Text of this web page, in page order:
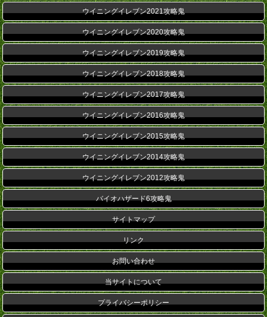
ウイニングイレブン2021攻略鬼
ウイニングイレブン2020攻略鬼
ウイニングイレブン2019攻略鬼
ウイニングイレブン2018攻略鬼
ウイニングイレブン2017攻略鬼
ウイニングイレブン2016攻略鬼
ウイニングイレブン2015攻略鬼
ウイニングイレブン2014攻略鬼
ウイニングイレブン2012攻略鬼
バイオハザード6攻略鬼
サイトマップ
リンク
お問い合わせ
当サイトについて
プライバシーポリシー